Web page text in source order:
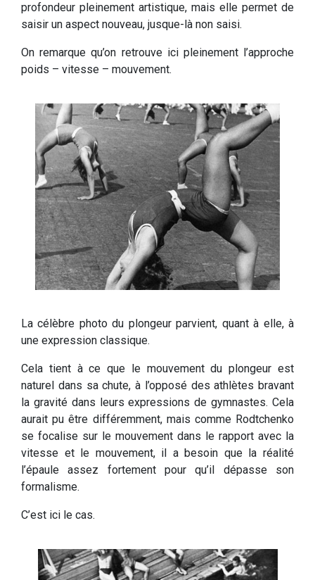
profondeur pleinement artistique, mais elle permet de
saisir un aspect nouveau, jusque-là non saisi.
On remarque qu’on retrouve ici pleinement l’approche
poids – vitesse – mouvement.
La célèbre photo du plongeur parvient, quant à elle, à
une expression classique.
Cela tient à ce que le mouvement du plongeur est
naturel dans sa chute, à l’opposé des athlètes bravant
la gravité dans leurs expressions de gymnastes. Cela
aurait pu être différemment, mais comme Rodtchenko
se focalise sur le mouvement dans le rapport avec la
vitesse et le mouvement, il a besoin que la réalité
l’épaule assez fortement pour qu’il dépasse son
formalisme.
C’est ici le cas.